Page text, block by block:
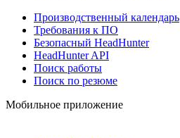
Производственный календарь
Требования к ПО
Безопасный HeadHunter
HeadHunter API
Поиск работы
Поиск по резюме
Мобильное приложение